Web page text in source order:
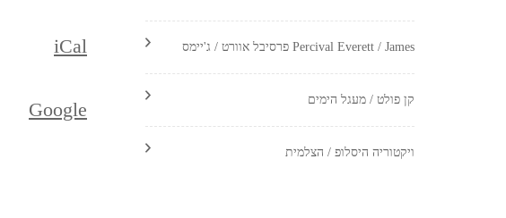
iCal
Google
Percival Everett / James פרסיבל אוורט / ג'יימס
קן פולט / מעגל הימים
ויקטוריה היסלופ / הצלמית